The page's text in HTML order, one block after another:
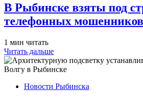
В Рыбинске взяты под
телефонных мошенников
1 мин читать
Читать дальше
Новости Рыбинска